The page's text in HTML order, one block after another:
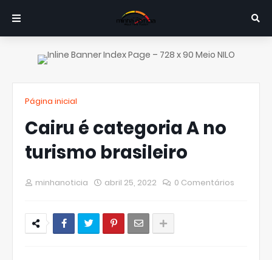
Página inicial
Cairu é categoria A no
turismo brasileiro
minhanoticia abril 25, 2022 0 Comentários